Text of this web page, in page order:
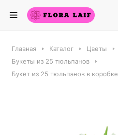
Главная Каталог Цветы
Букеты из 25 тюльпанов
Букет из 25 тюльпанов в коробке